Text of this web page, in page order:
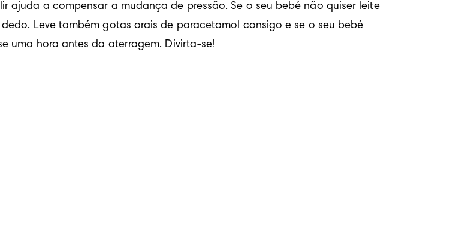
ajuda a compensar a mudança de pressão. Se o seu bebé não quiser leite
Leve também gotas orais de paracetamol consigo e se o seu bebé
uma hora antes da aterragem. Divirta-se!